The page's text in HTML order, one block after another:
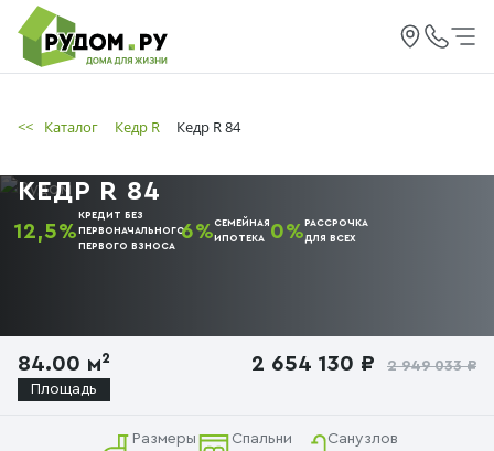
<< Каталог Кедр R Кедр R 84
КЕДР R 84
12,5%
КРЕДИТ БЕЗ
ПЕРВОНАЧАЛЬНОГО
ПЕРВОГО ВЗНОСА
6%СЕМЕЙНАЯ
ИПОТЕКА
0%РАССРОЧКА
ДЛЯ ВСЕХ
84.00 м²
Площадь
2 654 130 ₽ 2 949 033 ₽
Размеры Спальни Санузлов